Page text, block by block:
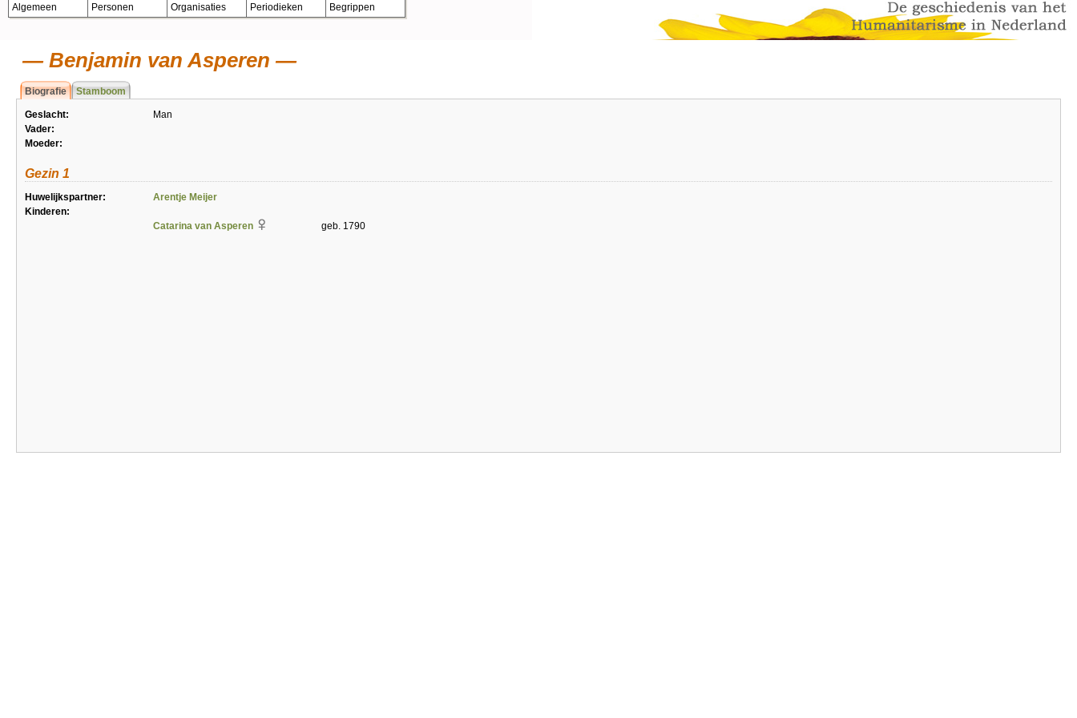
Algemeen Personen Organisaties Periodieken Begrippen
Benjamin van Asperen
Biografie Stamboom
Geslacht:
Man
Vader:
Moeder:
Gezin 1
Huwelijkspartner:
Arentje Meijer
Kinderen:
Catarina van Asperen
geb. 1790